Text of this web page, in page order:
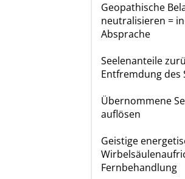
Geopathische
neutralisieren =
Absprache
Seelenanteile
Entfremdung des
Übernommene
auflösen
Geistige
Fernbehandlung